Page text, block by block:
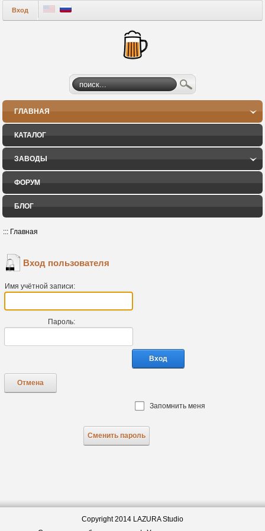
Вход
ГЛАВНАЯ
КАТАЛОГ
ЗАВОДЫ
ФОРУМ
БЛОГ
::: Главная
Вход пользователя
Имя учётной записи:
Пароль:
Вход
Отмена
Запомнить меня
Сменить пароль
Copyright 2014 LAZURA Studio